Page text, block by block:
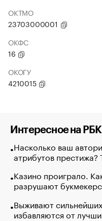
ОКТМО
23703000001
ОКФС
16
ОКОГУ
4210015
Интересное на РБК
Насколько ваш
атрибутов престижа?
Казино проиграло.
разрушают
Выживают
избавляются от